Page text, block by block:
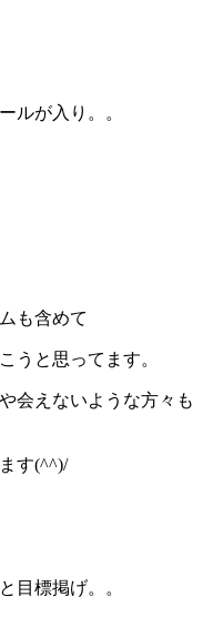
ルが入り。。
も含めて
うと思ってます。
会えないような方々も
す(^^)/
目標掲げ。。